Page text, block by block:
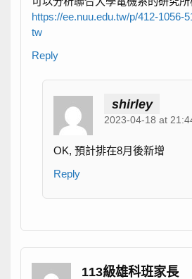
https://ee.nuu.edu.tw/p/412-1056-
tw
Reply
shirley
2023-04-18 at
OK, 預計排在8月後新增
Reply
113級雄科班家長